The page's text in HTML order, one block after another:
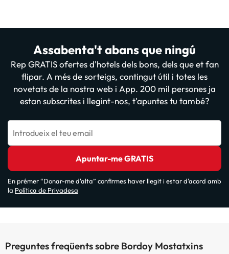
Assabenta't abans que ningú
Rep GRATIS ofertes d'hotels dels bons, dels que et fan
flipar. A més de sorteigs, contingut útil i totes les
novetats de la nostra web i App. 200 mil persones ja
estan subscrites i llegint-nos, t'apuntes tu també?
Introdueix el teu email
Apuntar-me GRATIS
En prémer “Donar-me d'alta” confirmes haver llegit i estar d'acord amb
la Política de Privadesa
Preguntes freqüents sobre Bordoy Mostatxins